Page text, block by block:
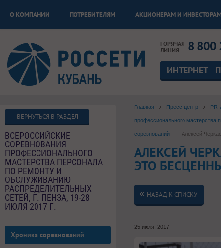
О КОМПАНИИ ПОТРЕБИТЕЛЯМ АКЦИОНЕРАМ И ИНВЕСТОРАМ
ГОРЯЧАЯ
ЛИНИЯ
8 800
ИНТЕРНЕТ -
Главная Пресс-центр PR-
профессионального мастерства
соревнований Алексей
АЛЕКСЕЙ
ЭТО
НАЗАД К СПИСКУ
25 июля, 2017
ВЕРНУТЬСЯ В РАЗДЕЛ
ВСЕРОССИЙСКИЕ
СОРЕВНОВАНИЯ
ПРОФЕССИОНАЛЬНОГО
МАСТЕРСТВА ПЕРСОНАЛА
ПО РЕМОНТУ И
ОБСЛУЖИВАНИЮ
РАСПРЕДЕЛИТЕЛЬНЫХ
СЕТЕЙ, Г. ПЕНЗА, 19-28
ИЮЛЯ 2017 Г.
Хроника соревнований